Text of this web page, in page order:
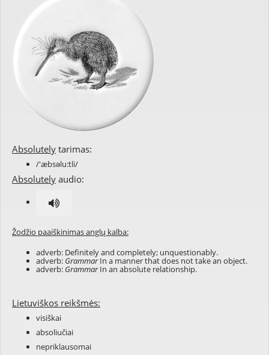
Absolutely tarimas:
/'æbsəlu:tli/
Absolutely audio:
Žodžio paaiškinimas anglų kalba:
adverb: Definitely and completely; unquestionably.
adverb: GrammarIn a manner that does not take an object.
adverb: GrammarIn an absolute relationship.
Lietuviškos reikšmės:
visiškai
absoliučiai
nepriklausomai